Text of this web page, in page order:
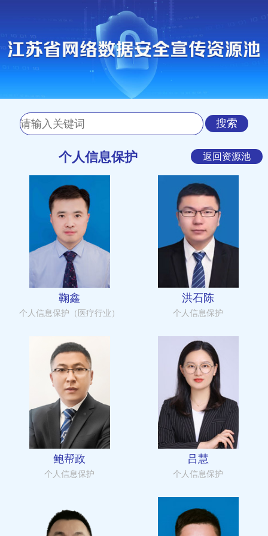
搜索
返回资源池
个人信息保护
鞠鑫
个人信息保护（医疗行业）
洪石陈
个人信息保护
鲍帮政
个人信息保护
吕慧
个人信息保护